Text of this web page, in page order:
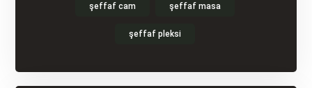
şeffaf cam şeffaf masa
şeffaf pleksi